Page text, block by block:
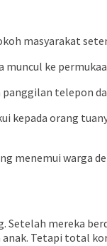
masyarakat
muncul ke
panggilan telepon
kepada orang
menemui warga
Setelah mereka
Tetapi total